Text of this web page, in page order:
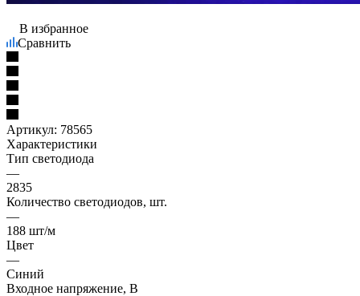
В избранное
Сравнить
Артикул: 78565
Характеристики
Тип светодиода
—
2835
Количество светодиодов, шт.
—
188 шт/м
Цвет
—
Синий
Входное напряжение, В